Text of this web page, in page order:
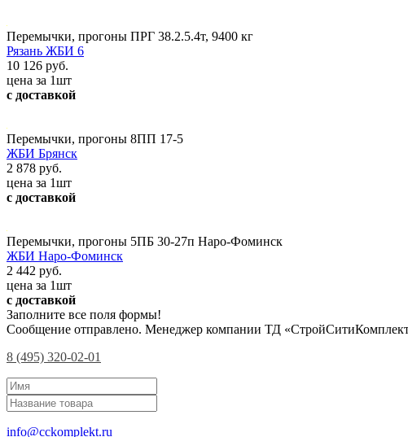
Перемычки, прогоны ПРГ 38.2.5.4т, 9400 кг
Рязань ЖБИ 6
10 126 руб.
цена за 1шт
с доставкой
Перемычки, прогоны 8ПП 17-5
ЖБИ Брянск
2 878 руб.
цена за 1шт
с доставкой
Перемычки, прогоны 5ПБ 30-27п Наро-Фоминск
ЖБИ Наро-Фоминск
2 442 руб.
цена за 1шт
с доставкой
Заполните все поля формы!
Сообщение отправлено. Менеджер компании ТД
8 (495) 320-02-01
info@cckomplekt.ru